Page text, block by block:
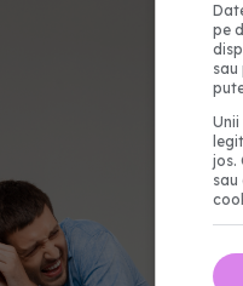
pe
jos.